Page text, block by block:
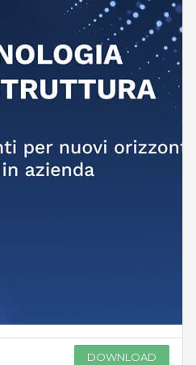
DOWNLOAD